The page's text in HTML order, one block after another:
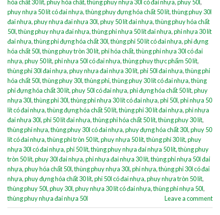
hóa chất 30 lít,phuy hóa chất,thùng phuy nhựa 30l có đai nhựa,phuy 50l,
phuy nhựa 50 lít có đai nhựa,thùng phuy đựng hóa chất 50 lít,thùng phuy 30l
đai nhựa,phuy nhựa đai nhựa 30l,phuy 50 lít đai nhựa,thùng phuy hóa chất
50l,thùng phuy nhựa đai nhựa,thùng phi nhựa 50 lít đai nhựa,phi nhựa 30 lít
đai nhựa,thùng phi đựng hóa chất 30l,thùng phi 50 lít có đai nhựa,phi đựng
hóa chất 50l,thùng phuy tròn 30 lít,phi hóa chất,thùng phi nhựa 30l có đai
nhựa,phuy 50 lít,phi nhựa 50l có đai nhựa,thùng phuy thực phẩm 50 lít,
thùng phi 30l đai nhựa,phuy nhựa đai nhựa 30 lít,phi 50l đai nhựa,thùng phi
hóa chất 50l,thùng phuy 30l,thùng phi,thùng phuy 30 lít có đai nhựa,thùng
phi đựng hóa chất 30 lít,phuy 50l có đai nhựa,phi đựng hóa chất 50 lít,phuy
nhựa 30l,thùng phi 30l,thùng phi nhựa 30 lít có đai nhựa,phi 50l,phi nhựa 50
lít có đai nhựa,thùng đựng hóa chất 50 lít,thùng phi 30 lít đai nhựa,phi nhựa
đai nhựa 30l,phi 50 lít đai nhựa,thùng phi hóa chất 50 lít,thùng phuy 30 lít,
thùng phi nhựa,thùng phuy 30l có đai nhựa,phuy đựng hóa chất 30l,phuy 50
lít có đai nhựa,thùng phi tròn 50 lít,phuy nhựa 50 lít,thùng phi 30 lít,phuy
nhựa 30l có đai nhựa,phi 50 lít,thùng phuy nhựa đai nhựa 50 lít,thùng phuy
tròn 50 lít,phuy 30l đai nhựa,phi nhựa đai nhựa 30 lít,thùng phi nhựa 50l đai
nhựa,phuy hóa chất 50l,thùng phuy nhựa 30l,phi nhựa,thùng phi 30l có đai
nhựa,phuy đựng hóa chất 30 lít,phi 50l có đai nhựa,phuy nhựa tròn 50 lít,
thùng phuy 50l,phuy 30l,phuy nhựa 30 lít có đai nhựa,thùng phi nhựa 50l,
thùng phuy nhựa đai nhựa 50l
Leave a comment